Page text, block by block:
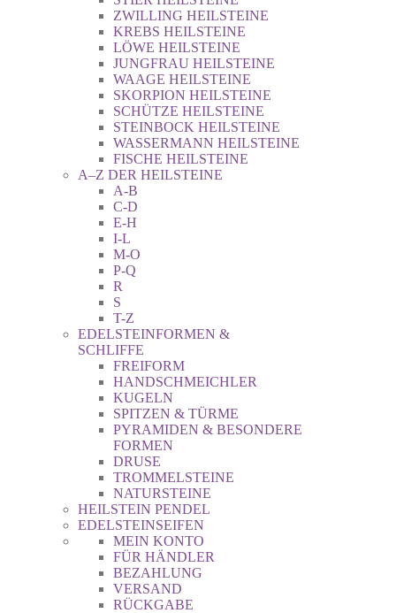
ZWILLING HEILSTEINE
KREBS HEILSTEINE
LÖWE HEILSTEINE
JUNGFRAU HEILSTEINE
WAAGE HEILSTEINE
SKORPION HEILSTEINE
SCHÜTZE HEILSTEINE
STEINBOCK HEILSTEINE
WASSERMANN HEILSTEINE
FISCHE HEILSTEINE
A–Z DER HEILSTEINE
A-B
C-D
E-H
I-L
M-O
P-Q
R
S
T-Z
EDELSTEINFORMEN &
SCHLIFFE
FREIFORM
HANDSCHMEICHLER
KUGELN
SPITZEN & TÜRME
PYRAMIDEN & BESONDERE
FORMEN
DRUSE
TROMMELSTEINE
NATURSTEINE
HEILSTEIN PENDEL
EDELSTEINSEIFEN
MEIN KONTO
FÜR HÄNDLER
BEZAHLUNG
VERSAND
RÜCKGABE